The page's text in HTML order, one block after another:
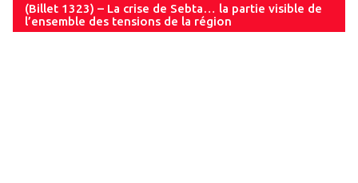
(Billet 1323) – La crise de Sebta… la partie visible de
l’ensemble des tensions de la région